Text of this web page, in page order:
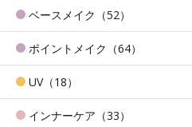
ベースメイク（52）
ポイントメイク（64）
UV（18）
インナーケア（33）